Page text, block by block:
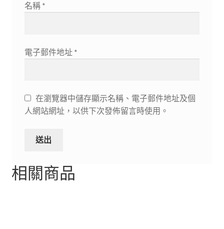
名稱 *
電子郵件地址 *
在瀏覽器中儲存顯示名稱、電子郵件地址及個
人網站網址，以供下次發佈留言時使用。
相關商品